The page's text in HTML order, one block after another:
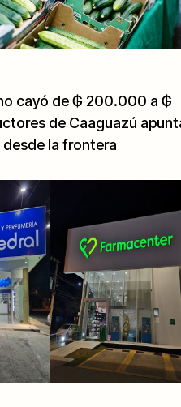
cayó de ₲ 200.000 a ₲
de Caaguazú
la frontera